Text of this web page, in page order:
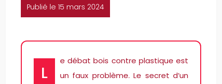
Publié le 15 mars 2024
L
e débat bois contre plastique est
un faux problème. Le secret d’un